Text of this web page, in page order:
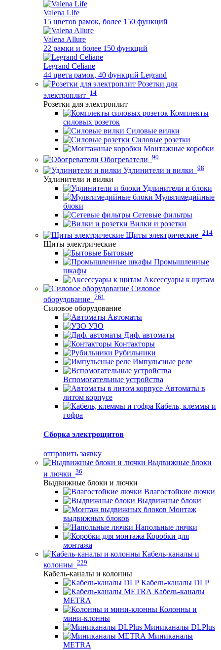
Valena Life
15 цветов рамок, более 150 функций
Valena Allure
22 рамки и более 150 функций
Legrand Celiane
44 цвета рамок, 40 функций Legrand
Розетки для
электроплит 14
Розетки для электроплит
Комплекты
силовых розеток
Силовые вилки
Силовые розетки
Монтажные коробки
Обогреватели 90
Удлинители и вилки 98
Удлинители и вилки
Удлинители и блоки
Мультимедийные
блоки
Сетевые фильтры
Вилки и розетки
Щиты электрические 214
Щиты электрические
Бытовые
Промышленные
шкафы
Аксессуары к щитам
Силовое
оборудование 761
Силовое оборудование
Автоматы
УЗО
Диф. автоматы
Контакторы
Рубильники
Импульсные реле
Вспомогательные устройства
Автоматы в
литом корпусе
Кабель, клеммы и
гофра
Сборка электрощитов
отправить заявку
Выдвижные блоки
и лючки 36
Выдвижные блоки и лючки
Влагостойкие лючки
Выдвижные блоки
Монтаж
выдвижных блоков
Напольные лючки
Коробки для
монтажа
Кабель-каналы и
колонны 229
Кабель-каналы и колонны
Кабель-каналы DLP
Кабель-каналы
METRA
Колонны и
мини-клонны
Миниканалы DLPlus
Миниканалы
METRA